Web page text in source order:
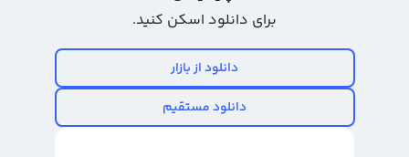
قیمت استلار به صورت لحظه ای و آنلاین در بالای همین صفحه با مشاهده نمودار
قابل دیدن است. علاوه بر این صفحه، قیمت استلار و سایر ارزهای دیجیتال را
می‌توانید در صفحه قیمت ارز های دیجیتال رابکس مشاهده کنید. قیمت جهانی
برای دانلود اسکن کنید.
دانلود از بازار
دانلود مستقیم